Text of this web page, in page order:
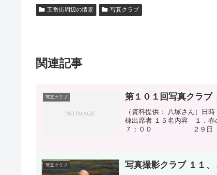
五番街周辺の情景 写真クラブ
関連記事
写真クラブ 第１０１回写真クラブ
（資料提供： 八塚さん）
棟出席者 １５名内容 １．
７：００ ２９日（日
写真クラブ 写真撮影クラブ １１